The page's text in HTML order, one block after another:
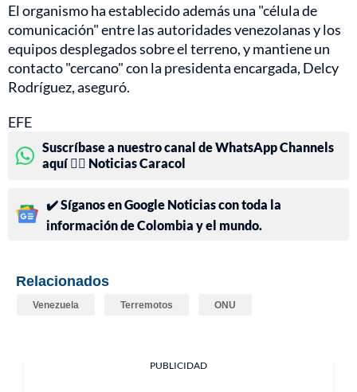
El organismo ha establecido además una "célula de
comunicación" entre las autoridades venezolanas y los
equipos desplegados sobre el terreno, y mantiene un
contacto "cercano" con la presidenta encargada, Delcy
Rodríguez, aseguró.
EFE
Suscríbase a nuestro canal de WhatsApp Channels
aquí 👉🏻 Noticias Caracol
✔️ Síganos en Google Noticias con toda la
información de Colombia y el mundo.
Relacionados
Venezuela Terremotos ONU
PUBLICIDAD